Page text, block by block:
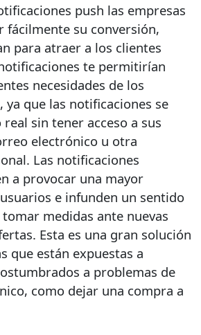
push las empresas
fácilmente su conversión,
para atraer a los clientes
te permitirían
necesidades de los
que las notificaciones se
sin tener acceso a sus
electrónico u otra
Las notificaciones
a provocar una mayor
e infunden un sentido
medidas ante nuevas
Esta es una gran solución
que están expuestas a
a problemas de
como dejar una compra a